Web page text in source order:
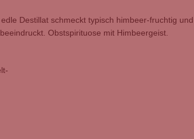
Destillat schmeckt typisch himbeer-fruchtig
Obstspirituose mit Himbeergeist.